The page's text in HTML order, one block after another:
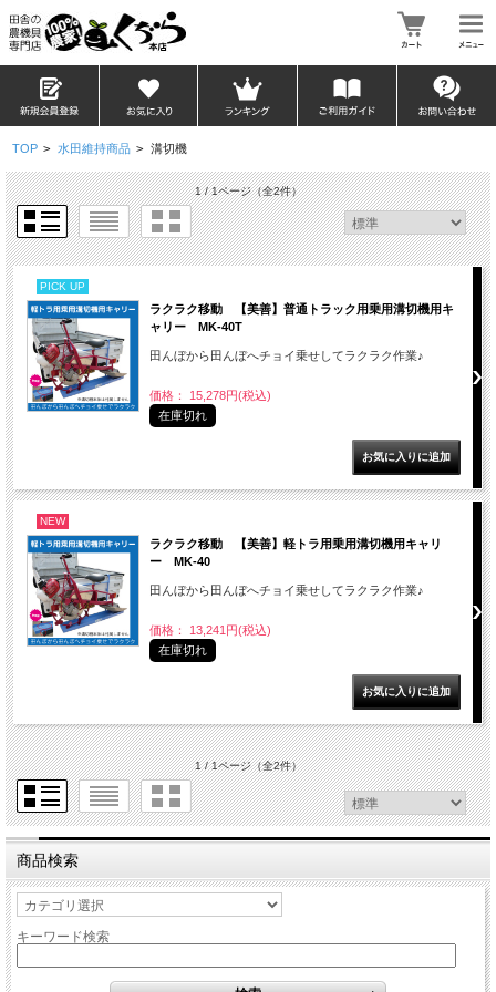
TOP > 水田維持商品 > 溝切機
1 / 1ページ（全2件）
PICK UP
ラクラク移動 【美善】普通トラック用乗用溝切機用キ
ャリー MK-40T
田んぼから田んぼへチョイ乗せしてラクラク作業♪
価格： 15,278円(税込)
在庫切れ
NEW
ラクラク移動 【美善】軽トラ用乗用溝切機用キャリ
ー MK-40
田んぼから田んぼへチョイ乗せしてラクラク作業♪
価格： 13,241円(税込)
在庫切れ
1 / 1ページ（全2件）
商品検索
キーワード検索